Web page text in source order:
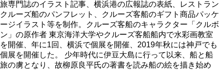
旅専門誌のイラスト記事、横浜港の広報誌の表紙、レストラン
クルーズ船のパンフレット、クルーズ客船のギフト商品パッケ
ージイラスト等を制作。クルーズ客船のキャラクター「クルボ
ン」の原作者 東京海洋大学やクルーズ客船船内で水彩画教室
を開催、年に1回、横浜で個展を開催、2019年秋には神戸でも
個展を開催した。 少年時代に伊豆大島に行って以来、船と船
旅の虜となり、故柳原良平氏の著書を読み船の絵を描き始め